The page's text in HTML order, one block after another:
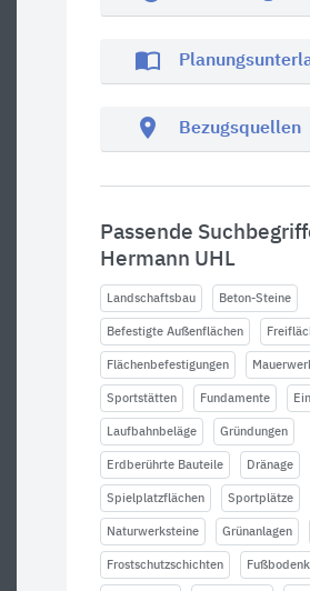
import_contacts
location_on Bezugsquellen
Passende
Hermann UHL
Landschaftsbau Beton-Steine
Befestigte Außenflächen
Flächenbefestigungen
Sportstätten Fundamente
Laufbahnbeläge Gründungen
Erdberührte Bauteile Dränage
Spielplatzflächen Sportplätze
Naturwerksteine Grünanlagen
Frostschutzschichten